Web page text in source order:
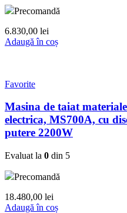
Precomandă
6.830,00 lei
Adaugă în coș
Favorite
Masina de taiat
electrica, MS700A, cu
putere 2200W
Evaluat la 0 din 5
Precomandă
18.480,00 lei
Adaugă în coș